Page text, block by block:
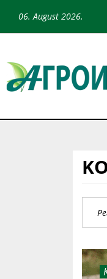
06. August 2026.